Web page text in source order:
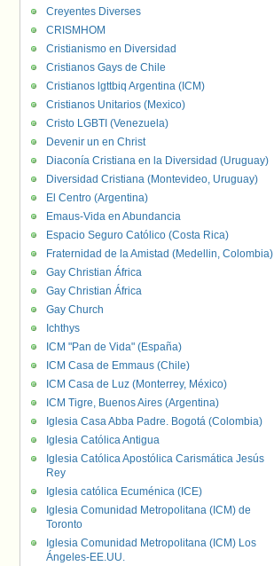
Creyentes Diverses
CRISMHOM
Cristianismo en Diversidad
Cristianos Gays de Chile
Cristianos lgttbiq Argentina (ICM)
Cristianos Unitarios (Mexico)
Cristo LGBTI (Venezuela)
Devenir un en Christ
Diaconía Cristiana en la Diversidad (Uruguay)
Diversidad Cristiana (Montevideo, Uruguay)
El Centro (Argentina)
Emaus-Vida en Abundancia
Espacio Seguro Católico (Costa Rica)
Fraternidad de la Amistad (Medellin, Colombia)
Gay Christian África
Gay Christian África
Gay Church
Ichthys
ICM "Pan de Vida" (España)
ICM Casa de Emmaus (Chile)
ICM Casa de Luz (Monterrey, México)
ICM Tigre, Buenos Aires (Argentina)
Iglesia Casa Abba Padre. Bogotá (Colombia)
Iglesia Católica Antigua
Iglesia Católica Apostólica Carismática Jesús
Rey
Iglesia católica Ecuménica (ICE)
Iglesia Comunidad Metropolitana (ICM) de
Toronto
Iglesia Comunidad Metropolitana (ICM) Los
Ángeles-EE.UU.